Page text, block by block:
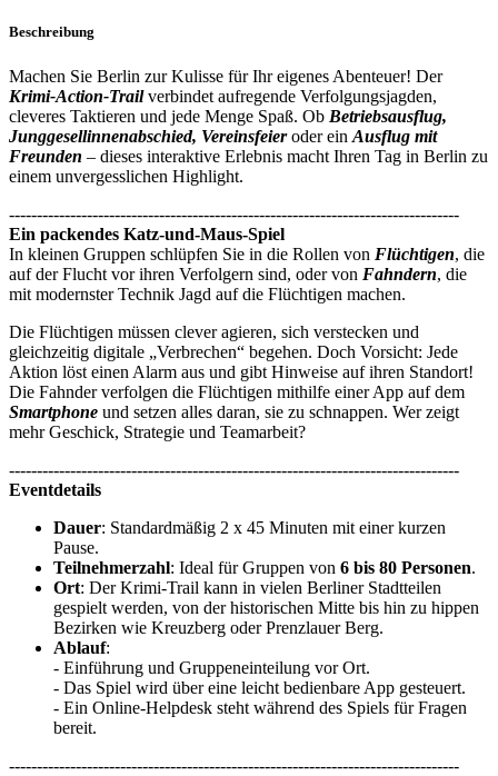
Beschreibung
Machen Sie Berlin zur Kulisse für Ihr eigenes Abenteuer! Der
Krimi-Action-Trailverbindet aufregende Verfolgungsjagden,
cleveres Taktieren und jede Menge Spaß. Ob Betriebsausflug,
Junggesellinnenabschied, Vereinsfeier oder ein Ausflug mit
Freunden – dieses interaktive Erlebnis macht Ihren Tag in Berlin zu
einem unvergesslichen Highlight.
---------------------------------------------------------------------------------
Ein packendes Katz-und-Maus-Spiel
In kleinen Gruppen schlüpfen Sie in die Rollen von Flüchtigen, die
auf der Flucht vor ihren Verfolgern sind, oder von Fahndern, die
mit modernster Technik Jagd auf die Flüchtigen machen.
Die Flüchtigen müssen clever agieren, sich verstecken und
gleichzeitig digitale „Verbrechen“ begehen. Doch Vorsicht: Jede
Aktion löst einen Alarm aus und gibt Hinweise auf ihren Standort!
Die Fahnder verfolgen die Flüchtigen mithilfe einer App auf dem
Smartphone und setzen alles daran, sie zu schnappen. Wer zeigt
mehr Geschick, Strategie und Teamarbeit?
---------------------------------------------------------------------------------
Eventdetails
Dauer: Standardmäßig 2 x 45 Minuten mit einer kurzen
Pause.
Teilnehmerzahl: Ideal für Gruppen von 6 bis 80 Personen.
Ort: Der Krimi-Trail kann in vielen Berliner Stadtteilen
gespielt werden, von der historischen Mitte bis hin zu hippen
Bezirken wie Kreuzberg oder Prenzlauer Berg.
Ablauf:
- Einführung und Gruppeneinteilung vor Ort.
- Das Spiel wird über eine leicht bedienbare App gesteuert.
- Ein Online-Helpdesk steht während des Spiels für Fragen
bereit.
---------------------------------------------------------------------------------